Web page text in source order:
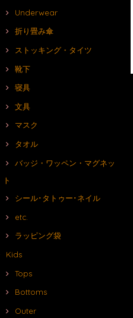
Underwear
折り畳み傘
ストッキング・タイツ
靴下
寝具
文具
マスク
タオル
バッジ・ワッペン・マグネッ
ト
シール･タトゥー･ネイル
etc.
ラッピング袋
Kids
Tops
Bottoms
Outer